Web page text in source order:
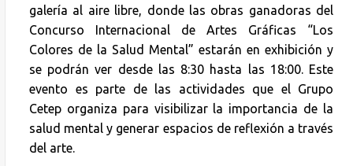
galería al aire libre, donde las obras ganadoras del
Concurso Internacional de Artes Gráficas “Los
Colores de la Salud Mental” estarán en exhibición y
se podrán ver desde las 8:30 hasta las 18:00. Este
evento es parte de las actividades que el Grupo
Cetep organiza para visibilizar la importancia de la
salud mental y generar espacios de reflexión a través
del arte.